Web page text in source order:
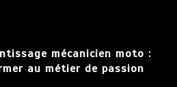
mécanicien moto :
au métier de passion